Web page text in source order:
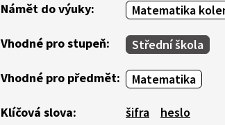
Námět do výuky: Matematika
Vhodné pro stupeň: Střední škola
Vhodné pro předmět: Matematika
Klíčová slova: šifra heslo